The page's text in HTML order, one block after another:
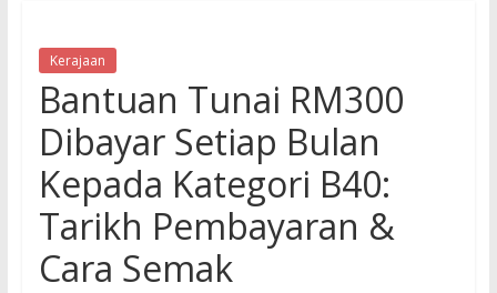
Kerajaan
Bantuan Tunai RM300
Dibayar Setiap Bulan
Kepada Kategori B40:
Tarikh Pembayaran &
Cara Semak